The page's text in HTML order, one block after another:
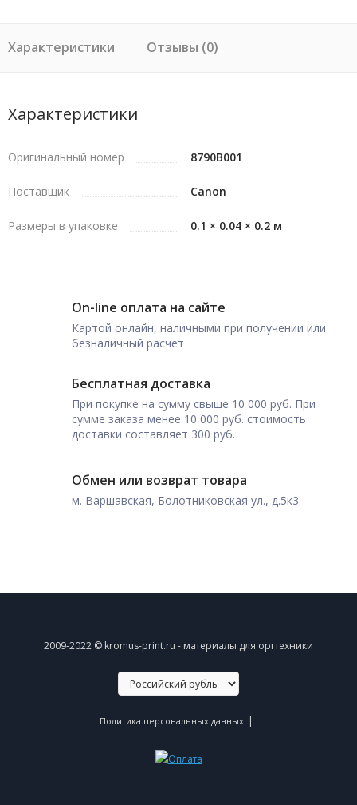
Характеристики Отзывы (0)
Характеристики
Оригинальный номер 8790B001
Поставщик Canon
Размеры в упаковке 0.1 × 0.04 × 0.2 м
On-line оплата на сайте
Картой онлайн, наличными при получении или
безналичный расчет
Бесплатная доставка
При покупке на сумму свыше 10 000 руб. При
сумме заказа менее 10 000 руб. стоимость
доставки составляет 300 руб.
Обмен или возврат товара
м. Варшавская, Болотниковская ул., д.5к3
2009-2022 © kromus-print.ru - материалы для оргтехники
Политика персональных данных |